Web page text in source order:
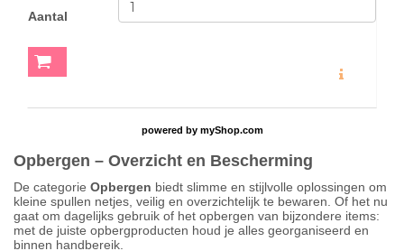
Aantal
powered by myShop.com
Opbergen – Overzicht en Bescherming
De categorie Opbergen biedt slimme en stijlvolle oplossingen om
kleine spullen netjes, veilig en overzichtelijk te bewaren. Of het nu
gaat om dagelijks gebruik of het opbergen van bijzondere items:
met de juiste opbergproducten houd je alles georganiseerd en
binnen handbereik.